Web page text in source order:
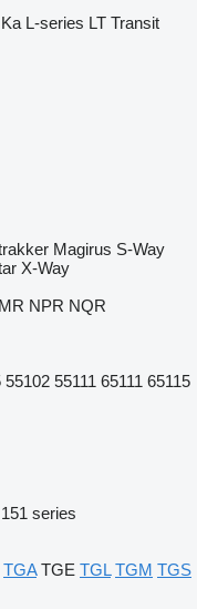
Ka L-series LT Transit
Magirus S-Way
X-Way
NPR NQR
55102 55111 65111 65115
151 series
TGA TGE TGL TGM TGS